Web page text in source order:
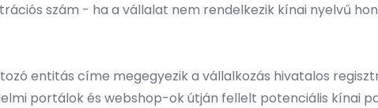
szám - ha a vállalat nem rendelkezik kínai nyelvű
entitás címe megegyezik a vállalkozás hivatalos
portálok és webshop-ok útján fellelt potenciális kínai